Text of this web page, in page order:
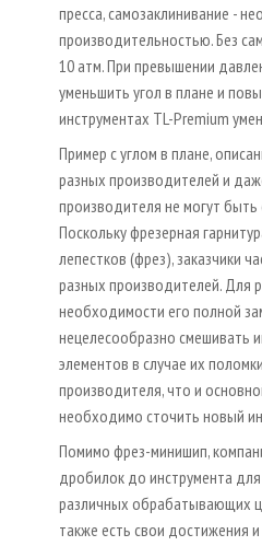
пресса, самозаклинивание -
производительностью. Без
10 атм. При превышении
уменьшить угол в плане и
инструментах TL-Premium
Пример с углом в плане,
разных производителей и
производителя не могут
Поскольку фрезерная
лепестков (фрез), заказчики
разных производителей. Для
необходимости его полной
нецелесообразно смешивать
элементов в случае их
производителя, что и
необходимо сточить новый
Помимо фрез-минишип,
дробилок до инструмента
различных обрабатывающих
также есть свои достижения